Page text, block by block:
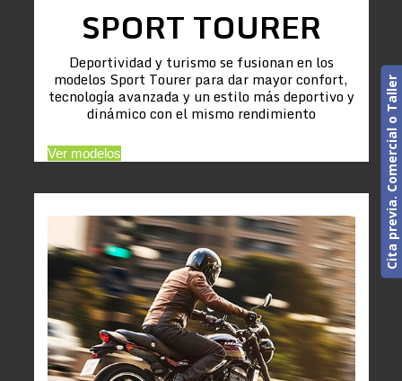
SPORT TOURER
Deportividad y turismo se fusionan en los
modelos Sport Tourer para dar mayor confort,
tecnología avanzada y un estilo más deportivo y
dinámico con el mismo rendimiento
Ver modelos Cita previa. Comercial o Taller